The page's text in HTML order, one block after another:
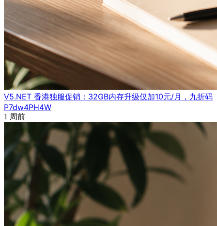
V5.NET 香港独服促销：32GB内存升级仅加10元/月，九折码
P7dw4PH4W
1 周前